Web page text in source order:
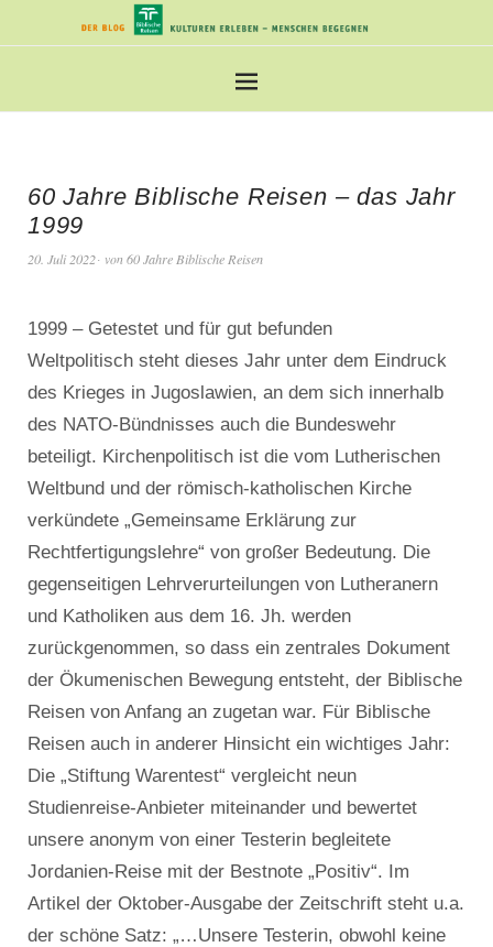
60 Jahre Biblische Reisen – das Jahr
1999
20. Juli 2022 von 60 Jahre Biblische Reisen
1999 – Getestet und für gut befunden
Weltpolitisch steht dieses Jahr unter dem Eindruck
des Krieges in Jugoslawien, an dem sich innerhalb
des NATO-Bündnisses auch die Bundeswehr
beteiligt. Kirchenpolitisch ist die vom Lutherischen
Weltbund und der römisch-katholischen Kirche
verkündete „Gemeinsame Erklärung zur
Rechtfertigungslehre“ von großer Bedeutung. Die
gegenseitigen Lehrverurteilungen von Lutheranern
und Katholiken aus dem 16. Jh. werden
zurückgenommen, so dass ein zentrales Dokument
der Ökumenischen Bewegung entsteht, der Biblische
Reisen von Anfang an zugetan war. Für Biblische
Reisen auch in anderer Hinsicht ein wichtiges Jahr:
Die „Stiftung Warentest“ vergleicht neun
Studienreise-Anbieter miteinander und bewertet
unsere anonym von einer Testerin begleitete
Jordanien-Reise mit der Bestnote „Positiv“. Im
Artikel der Oktober-Ausgabe der Zeitschrift steht u.a.
der schöne Satz: „…Unsere Testerin, obwohl keine